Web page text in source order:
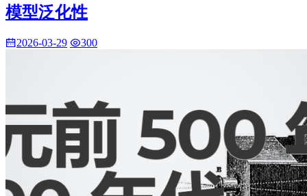
模型泛化性
2026-03-29 300